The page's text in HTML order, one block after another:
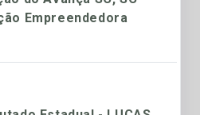
Empreendedora